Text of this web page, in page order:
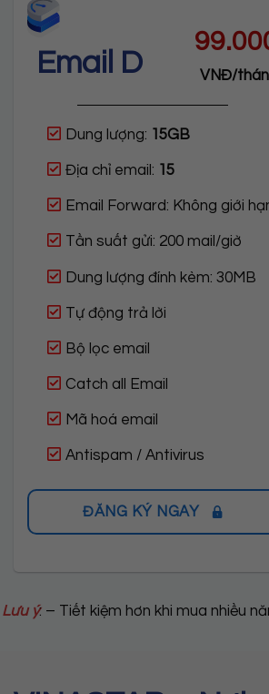
Email D VNĐ/
Dung lượng: 15GB
Địa chỉ email: 15
Email Forward: Không giới
Tần suất gửi: 200 mail/giờ
Dung lượng đính kèm: 30MB
Tự động trả lời
Bộ lọc email
Catch all Email
Mã hoá email
Antispam / Antivirus
ĐĂNG KÝ NGAY
Lưu ý: – Tiết kiệm hơn khi mua nhiều